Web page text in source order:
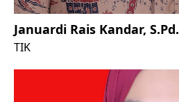
Januardi Rais Kandar, S.Pd.
TIK